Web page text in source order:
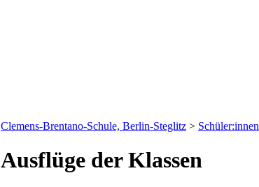
Clemens-Brentano-Schule, Berlin-Steglitz > Schüler:innen
Ausflüge der Klassen